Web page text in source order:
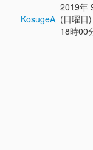
KosugeA
2019年
(日曜日)
18時00